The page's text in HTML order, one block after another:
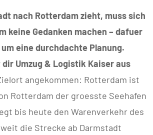
nach Rotterdam zieht, muss sich
keine Gedanken machen – dafuer
eine durchdachte Planung.
Umzug & Logistik Kaiser aus
angekommen: Rotterdam ist
Rotterdam der groesste Seehafen
bis heute den Warenverkehr des
die Strecke ab Darmstadt